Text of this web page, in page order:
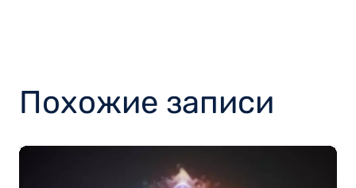
Похожие записи